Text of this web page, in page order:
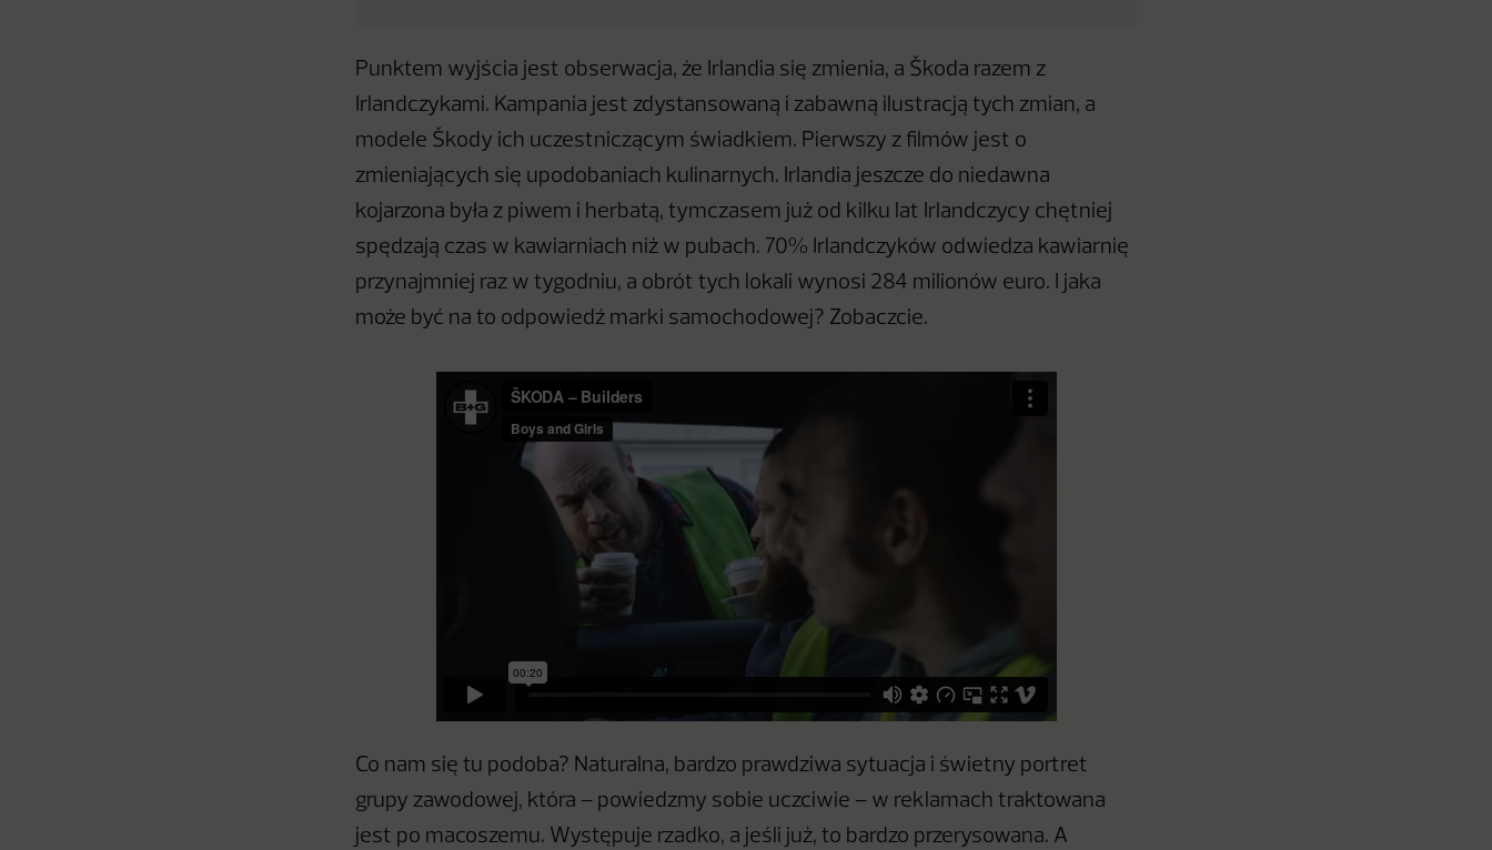
Punktem wyjścia jest obserwacja, że Irlandia się zmienia, a Škoda razem z
Irlandczykami. Kampania jest zdystansowaną i zabawną ilustracją tych zmian, a
modele Škody ich uczestniczącym świadkiem. Pierwszy z filmów jest o
zmieniających się upodobaniach kulinarnych. Irlandia jeszcze do niedawna
kojarzona była z piwem i herbatą, tymczasem już od kilku lat Irlandczycy chętniej
spędzają czas w kawiarniach niż w pubach. 70% Irlandczyków odwiedza kawiarnię
przynajmniej raz w tygodniu, a obrót tych lokali wynosi 284 milionów euro. I jaka
może być na to odpowiedź marki samochodowej? Zobaczcie.
Co nam się tu podoba? Naturalna, bardzo prawdziwa sytuacja i świetny portret
grupy zawodowej, która – powiedzmy sobie uczciwie – w reklamach traktowana
jest po macoszemu. Występuje rzadko, a jeśli już, to bardzo przerysowana. A